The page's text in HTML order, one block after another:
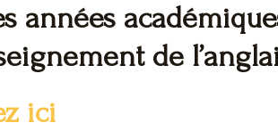
années
de
ici